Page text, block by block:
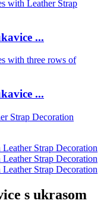
...
...
s ukrasom